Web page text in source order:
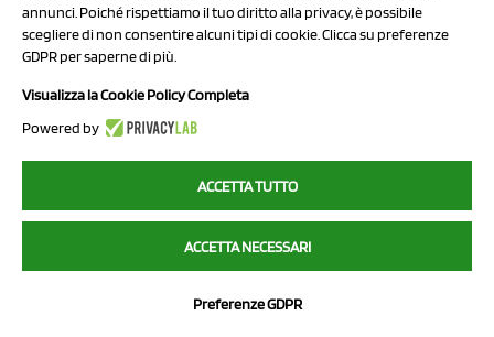
Chi Siamo
2023 NCX Drahorad srl - All rights reserved
myfruit.it è parte del network diNCX DRAHORAD
NCX Drahorad - Via Provinciale Vignola-Sassuolo 315/1 - 41057
annunci. Poiché rispettiamo il tuo diritto alla privacy, è possibile
scegliere di non consentire alcuni tipi di cookie. Clicca su preferenze
GDPR per saperne di più.
Visualizza la Cookie Policy Completa
Powered by
ACCETTA TUTTO
ACCETTA NECESSARI
Preferenze GDPR